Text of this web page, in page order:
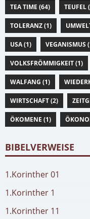
TEA TIME (64) TEUFEL
TOLERANZ (1)
USA (1) VEGANISMUS
VOLKSFRÖMMIGKEIT (1)
WALFANG (1)
WIRTSCHAFT (2)
ÖKOMENE (1)
BIBELVERWEISE
1.Korinther 01
1.Korinther 1
1.Korinther 11